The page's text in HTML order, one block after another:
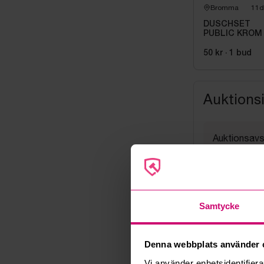
Samtycke
Denna webbplats använder
Bromma
DUSCHSET
PUBLIC KROM
50 kr · 1 bud
Torsdag 6
Adress
Export